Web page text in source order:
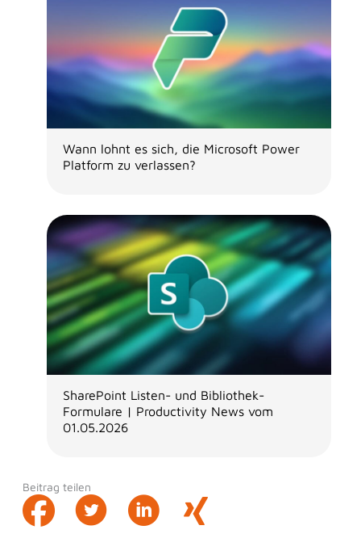
Wann lohnt es sich, die Microsoft Power
Platform zu verlassen?
SharePoint Listen- und Bibliothek-
Formulare | Productivity News vom
01.05.2026
Beitrag teilen